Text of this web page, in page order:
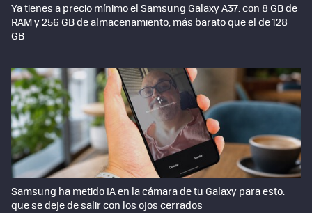
Ya tienes a precio mínimo el Samsung Galaxy A37: con 8 GB de
RAM y 256 GB de almacenamiento, más barato que el de 128
GB
Samsung ha metido IA en la cámara de tu Galaxy para esto:
que se deje de salir con los ojos cerrados